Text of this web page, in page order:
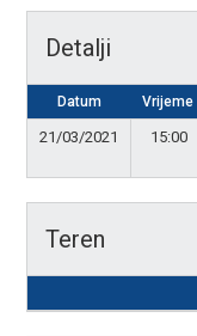
Detalji
Datum Vrijeme
21/03/2021 15:00
Teren